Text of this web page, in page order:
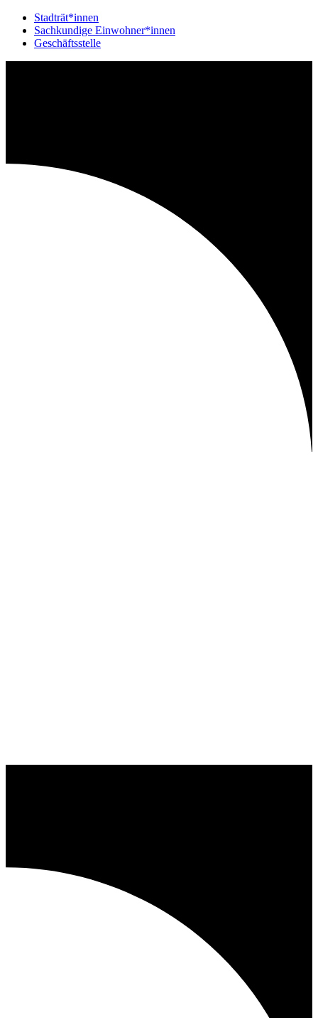
Stadträt*innen
Sachkundige Einwohner*innen
Geschäftsstelle